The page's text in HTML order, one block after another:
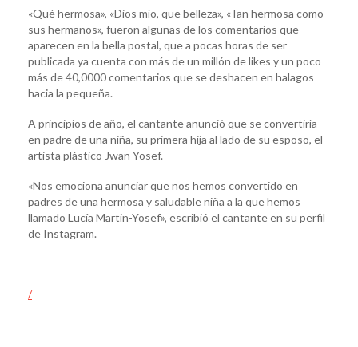
«Qué hermosa», «Dios mío, que belleza», «Tan hermosa como
sus hermanos», fueron algunas de los comentarios que
aparecen en la bella postal, que a pocas horas de ser
publicada ya cuenta con más de un millón de likes y un poco
más de 40,0000 comentarios que se deshacen en halagos
hacia la pequeña.
A principios de año, el cantante anunció que se convertiría
en padre de una niña, su primera hija al lado de su esposo, el
artista plástico Jwan Yosef.
«Nos emociona anunciar que nos hemos convertido en
padres de una hermosa y saludable niña a la que hemos
llamado Lucía Martin-Yosef», escribió el cantante en su perfil
de Instagram.
/